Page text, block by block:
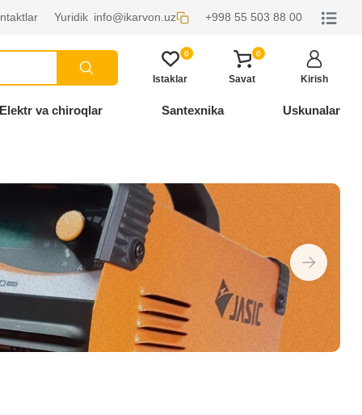
Yuridik info@ikarvon.uz +998 55 503 88 00
0
Istaklar
0
Savat Kirish
va chiroqlar Santexnika Uskunalar